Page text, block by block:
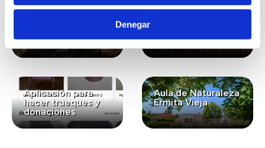
Denegar
Lavanda ecológica
naturaleza
Gastronomía
Aplicación para
hacer trueques y
donaciones
Aula de Naturaleza
Ermita Vieja